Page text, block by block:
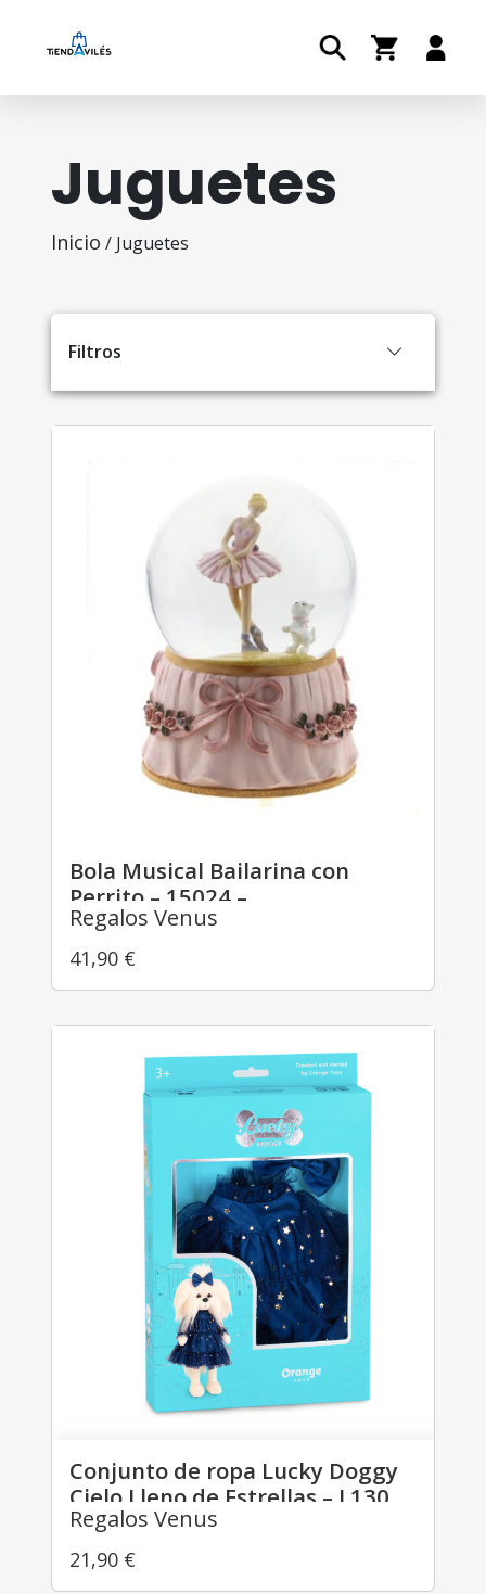
Juguetes
Inicio / Juguetes
Filtros
Bola Musical Bailarina con
Perrito – 15024 –
Regalos Venus
41,90 €
Conjunto de ropa Lucky Doggy
Cielo Lleno de Estrellas – L130
Regalos Venus
21,90 €